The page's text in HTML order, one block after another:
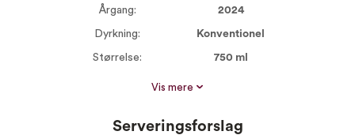
Årgang: 2024
Dyrkning: Konventionel
Størrelse: 750 ml
Druer: Barbera 100%
Vis mere
Serveringsforslag